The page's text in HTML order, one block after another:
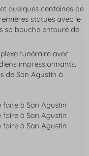
quelques centaines de
statues avec le
sa bouche entouré de
funéraire avec
impressionnants.
de San Agustin à